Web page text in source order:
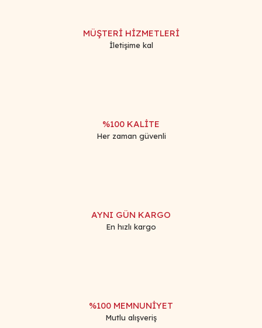
Ürün bilgilerinde hatalar bulunuyor.
MÜŞTERİ HİZMETLERİ
İletişime kal
%100 KALİTE
Her zaman güvenli
AYNI GÜN KARGO
En hızlı kargo
%100 MEMNUNİYET
Mutlu alışveriş